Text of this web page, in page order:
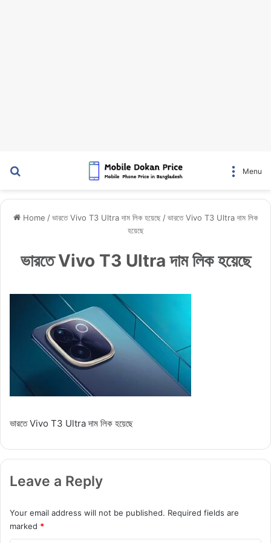
Menu
Home /ভারতে Vivo T3 Ultra দাম লিক হয়েছে /ভারতে Vivo T3 Ultra দাম লিক
হয়েছে
ভারতে Vivo T3 Ultra দাম লিক হয়েছে
ভারতে Vivo T3 Ultra দাম লিক হয়েছে
Leave a Reply
Your email address will not be published. Required fields are
marked *